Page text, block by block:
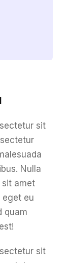
sit
Nulla
sit amet
eget eu
quam
sit